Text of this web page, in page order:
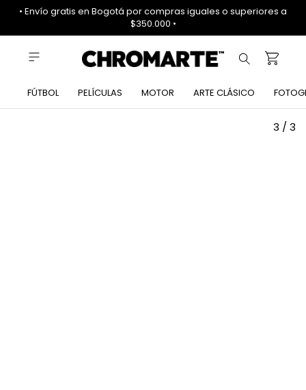
• Envío gratis en Bogotá por compras iguales o superiores a
$350.000 •
FÚTBOL PELÍCULAS MOTOR ARTE CLÁSICO
1 /3